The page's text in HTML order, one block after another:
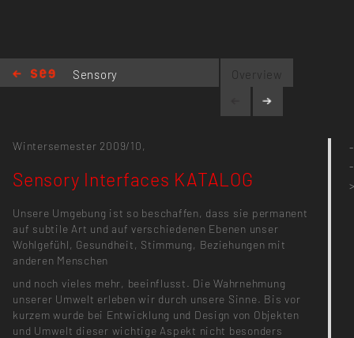
Sensory
Overview
Wintersemester 2009/10,
Sensory Interfaces KATALOG
Unsere Umgebung ist so beschaffen, dass sie permanent
auf subtile Art und auf verschiedenen Ebenen unser
Wohlgefühl, Gesundheit, Stimmung, Beziehungen mit
anderen Menschen
und noch vieles mehr, beeinflusst. Die Wahrnehmung
unserer Umwelt erleben wir durch unsere Sinne. Bis vor
kurzem wurde bei Entwicklung und Design von Objekten
und Umwelt dieser wichtige Aspekt nicht besonders
-
-